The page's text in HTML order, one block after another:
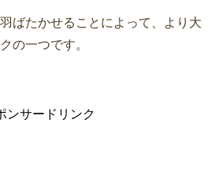
ばたかせることによって、より大
の一つです。
ンサードリンク